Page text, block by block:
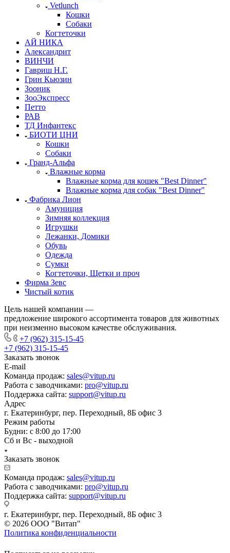
Vetlunch
Кошки
Собаки
Когтеточки
АЙ НИКА
Александрит
ВИНЧИ
Гавриш Н.Г.
Грин Кьюзин
Зооник
ЗооЭкспресс
Петто
РАВ
ТД Инфантекс
БИОТИ ЦНИ
Кошки
Собаки
Гранд-Альфа
Влажные корма
Влажные корма для кошек "Best Dinner"
Влажные корма для собак "Best Dinner"
Фабрика Лион
Амуниция
Зимняя коллекция
Игрушки
Лежанки, Домики
Обувь
Одежда
Сумки
Когтеточки, Щетки и проч
Фирма Зевс
Чистый котик
Цель нашей компании —
предложение широкого ассортимента товаров для животных
при неизменно высоком качестве обслуживания.
+7 (962) 315-15-45
+7 (962) 315-15-45
Заказать звонок
E-mail
Команда продаж: sales@vitup.ru
Работа с заводчиками: pro@vitup.ru
Поддержка сайта: support@vitup.ru
Адрес
г. Екатеринбург, пер. Переходный, 8Б офис 3
Режим работы
Будни: с 8:00 до 17:00
Сб и Вс - выходной
Заказать звонок
Команда продаж: sales@vitup.ru
Работа с заводчиками: pro@vitup.ru
Поддержка сайта: support@vitup.ru
г. Екатеринбург, пер. Переходный, 8Б офис 3
© 2026 ООО "Витап"
Политика конфиденциальности